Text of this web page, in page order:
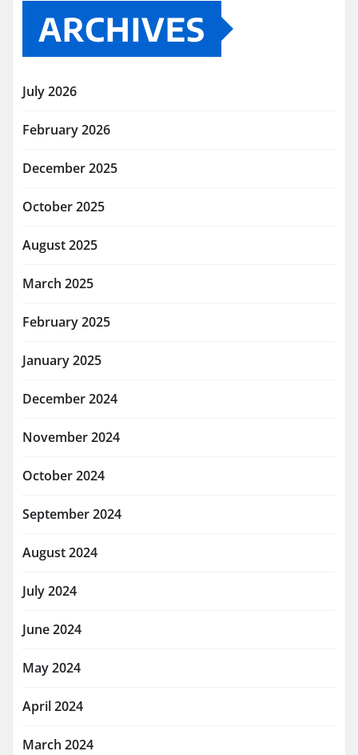
ARCHIVES
July 2026
February 2026
December 2025
October 2025
August 2025
March 2025
February 2025
January 2025
December 2024
November 2024
October 2024
September 2024
August 2024
July 2024
June 2024
May 2024
April 2024
March 2024